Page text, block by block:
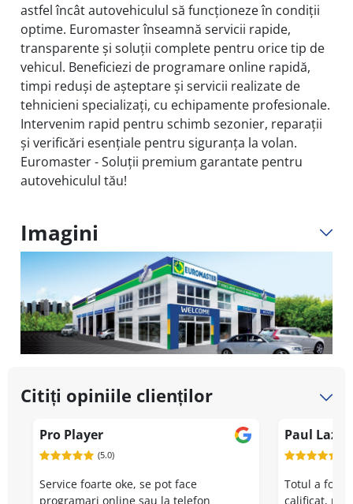
astfel încât autovehiculul să funcționeze în condiții
optime. Euromaster înseamnă servicii rapide,
transparente și soluții complete pentru orice tip de
vehicul. Beneficiezi de programare online rapidă,
timpi reduși de așteptare și servicii realizate de
tehnicieni specializați, cu echipamente profesionale.
Intervenim rapid pentru schimb sezonier, reparații
și verificări esențiale pentru siguranța la volan.
Euromaster - Soluții premium garantate pentru
autovehiculul tău!
Imagini
Citiți opiniile clienților
Pro Player
(5.0)
Service foarte oke, se pot face
programari online sau la telefon
Paul
Totul a fost
calificat,